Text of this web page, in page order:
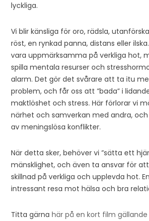
lyckliga.
Vi blir känsliga för oro, rädsla,
röst, en rynkad panna, distans eller
vara uppmärksamma på verkliga hot,
spilla mentala resurser och
alarm. Det gör det svårare att ta itu
problem, och får oss att ”bada” i
maktlöshet och stress. Här förlorar vi
närhet och samverkan med andra,
av meningslösa konflikter.
När detta sker, behöver vi ”sätta ett
mänsklighet, och även ta ansvar för att
skillnad på verkliga och upplevda hot.
intressant resa mot hälsa och bra
Titta gärnahär på en kort film gällande